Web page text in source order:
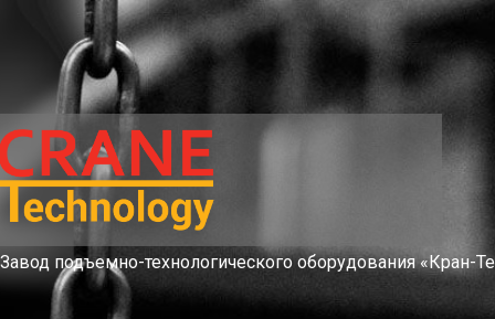
Завод подъемно-технологического оборудования «Кран-